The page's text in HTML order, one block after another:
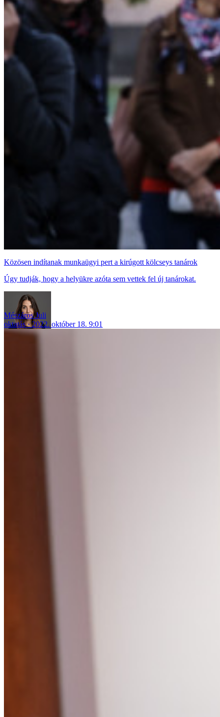
Közösen indítanak munkaügyi pert a kirúgott kölcseys tanárok
Úgy tudják, hogy a helyükre azóta sem vettek fel új tanárokat.
Mészáros Juli
oktatás
2022. október 18. 9:01